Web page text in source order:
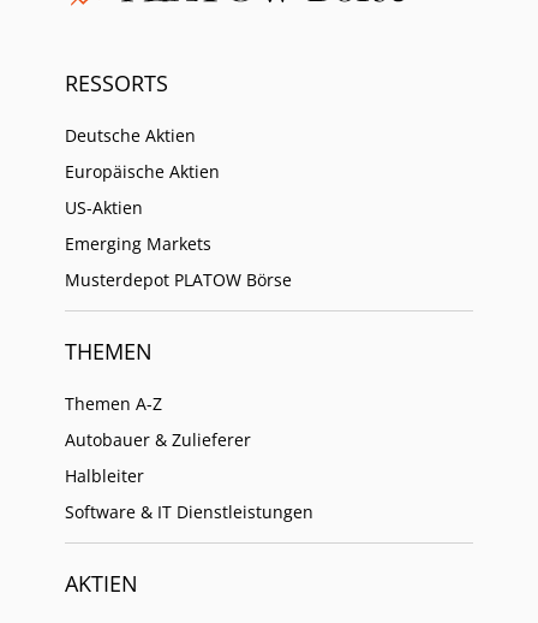
RESSORTS
Deutsche Aktien
Europäische Aktien
US-Aktien
Emerging Markets
Musterdepot PLATOW Börse
THEMEN
Themen A-Z
Autobauer & Zulieferer
Halbleiter
Software & IT Dienstleistungen
AKTIEN